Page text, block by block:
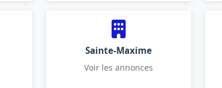
Sainte-Maxime
Voir les annonces